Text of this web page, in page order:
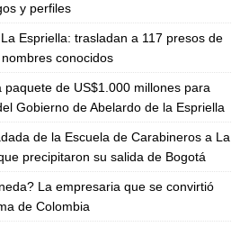
y perfiles
Espriella: trasladan a 117 presos de
conocidos
paquete de US$1.000 millones para
Gobierno de Abelardo de la Espriella
de la Escuela de Carabineros a La
precipitaron su salida de Bogotá
La empresaria que se convirtió
de Colombia